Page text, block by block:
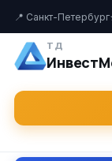
📍 Санкт-Петербург
ТД